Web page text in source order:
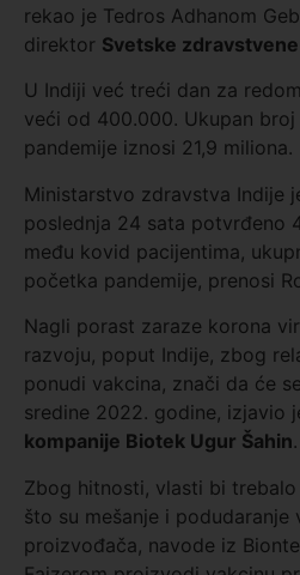
rekao je Tedros Adhanom
direktor Svetske
U Indiji već treći dan za
veći od 400.000. Ukupan
pandemije iznosi 21,9 miliona.
Ministarstvo zdravstva Indije
poslednja 24 sata potvrđeno
među kovid pacijentima,
početka pandemije, prenosi
Nagli porast zaraze korona
razvoju, poput Indije, zbog
ponudi vakcina, znači da će
sredine 2022. godine, izjavio
kompanije Biotek Ugur Šahin.
Zbog hitnosti, vlasti bi
što su mešanje i podudaranje
proizvođača, navode iz